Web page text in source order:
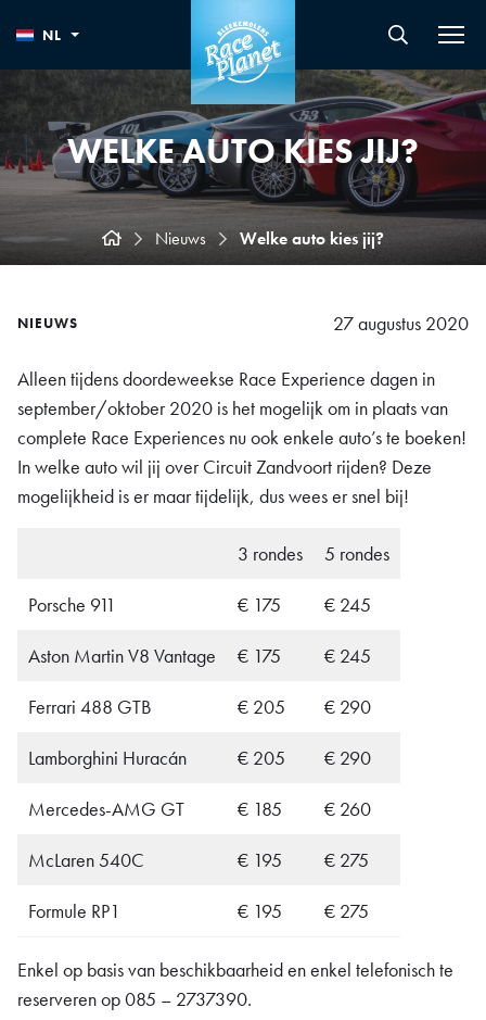
NL
WELKE AUTO KIES JIJ?
Nieuws Welke auto kies jij?
NIEUWS 27 augustus 2020
Alleen tijdens doordeweekse Race Experience dagen in
september/oktober 2020 is het mogelijk om in plaats van
complete Race Experiences nu ook enkele auto’s te boeken!
In welke auto wil jij over Circuit Zandvoort rijden? Deze
mogelijkheid is er maar tijdelijk, dus wees er snel bij!
3 rondes 5 rondes
Porsche 911 € 175 € 245
Aston Martin V8 Vantage € 175 € 245
Ferrari 488 GTB € 205 € 290
Lamborghini Huracán € 205 € 290
Mercedes-AMG GT € 185 € 260
McLaren 540C € 195 € 275
Formule RP1 € 195 € 275
Enkel op basis van beschikbaarheid en enkel telefonisch te
reserveren op 085 – 2737390.